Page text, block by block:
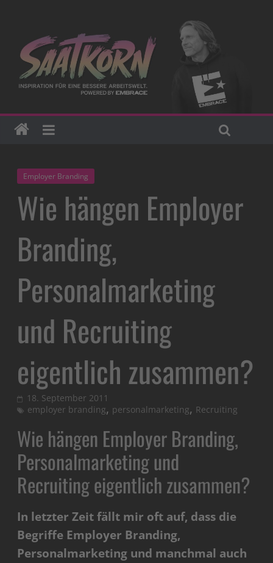
Employer Branding
Wie hängen Employer
Branding,
Personalmarketing
und Recruiting
eigentlich zusammen?
18. September 2011
employer branding, personalmarketing, Recruiting
Wie hängen Employer Branding,
Personalmarketing und
Recruiting eigentlich zusammen?
In letzter Zeit fällt mir oft auf, dass die
Begriffe Employer Branding,
Personalmarketing und manchmal auch